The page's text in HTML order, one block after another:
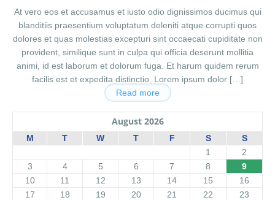
At vero eos et accusamus et iusto odio dignissimos ducimus qui
blanditiis praesentium voluptatum deleniti atque corrupti quos
dolores et quas molestias excepturi sint occaecati cupiditate non
provident, similique sunt in culpa qui officia deserunt mollitia
animi, id est laborum et dolorum fuga. Et harum quidem rerum
facilis est et expedita distinctio. Lorem ipsum dolor […]
Read more
August 2026
M T W T F S
S
1
2
3
4 5 6 7 8
9
10
11 12 13 14 15
16
17
18 19 20 21 22
23